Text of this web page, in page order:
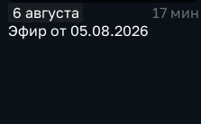
6 августа
17 мин
Эфир от 05.08.2026